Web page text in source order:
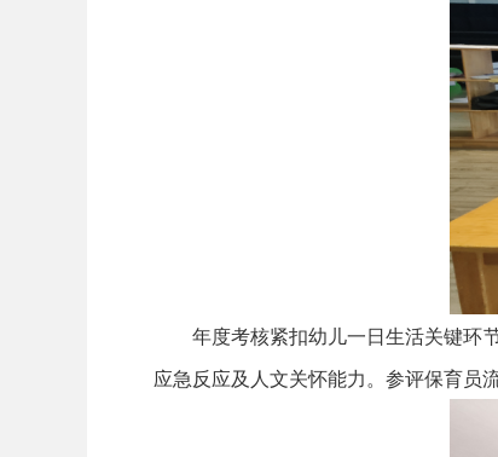
年度考核紧扣幼儿一日生活关键环节
应急反应及人文关怀能力。参评保育员